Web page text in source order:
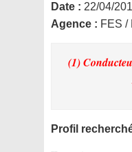
Date : 22/04/
Agence : FES /
(1)
Profil